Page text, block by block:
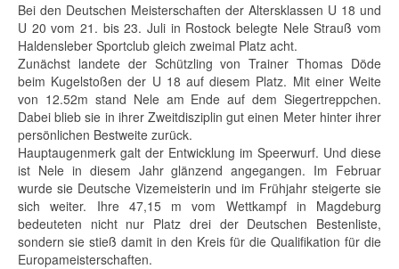
Bei den Deutschen Meisterschaften der Altersklassen U 18 und
U 20 vom 21. bis 23. Juli in Rostock belegte Nele Strauß vom
Haldensleber Sportclub gleich zweimal Platz acht.
Zunächst landete der Schützling von Trainer Thomas Döde
beim Kugelstoßen der U 18 auf diesem Platz. Mit einer Weite
von 12.52m stand Nele am Ende auf dem Siegertreppchen.
Dabei blieb sie in ihrer Zweitdisziplin gut einen Meter hinter ihrer
persönlichen Bestweite zurück.
Hauptaugenmerk galt der Entwicklung im Speerwurf. Und diese
ist Nele in diesem Jahr glänzend angegangen. Im Februar
wurde sie Deutsche Vizemeisterin und im Frühjahr steigerte sie
sich weiter. Ihre 47,15 m vom Wettkampf in Magdeburg
bedeuteten nicht nur Platz drei der Deutschen Bestenliste,
sondern sie stieß damit in den Kreis für die Qualifikation für die
Europameisterschaften.